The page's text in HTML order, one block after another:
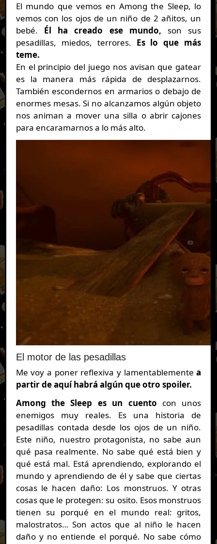
El mundo que vemos en Among the Sleep, lo
vemos con los ojos de un niño de 2 añitos, un
bebé. Él ha creado ese mundo, son sus
pesadillas, miedos, terrores. Es lo que más
teme.
En el principio del juego nos avisan que gatear
es la manera más rápida de desplazarnos.
También escondernos en armarios o debajo de
enormes mesas. Si no alcanzamos algún objeto
nos animan a mover una silla o abrir cajones
para encaramarnos a lo más alto.
El motor de las pesadillas
Me voy a poner reflexiva y lamentablemente a
partir de aquí habrá algún que otro spoiler.
Among the Sleep es un cuento con unos
enemigos muy reales. Es una historia de
pesadillas contada desde los ojos de un niño.
Este niño, nuestro protagonista, no sabe aun
qué pasa realmente. No sabe qué está bien y
qué está mal. Está aprendiendo, explorando el
mundo y aprendiendo de él y sabe que ciertas
cosas le hacen daño: Los monstruos. Y otras
cosas que le protegen: su osito. Esos monstruos
tienen su porqué en el mundo real: gritos,
malostratos… Son actos que al niño le hacen
daño y no entiende el porqué. No sabe cómo